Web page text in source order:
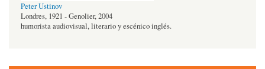
Peter Ustinov
Londres, 1921 - Genolier, 2004
humorista audiovisual, literario y escénico inglés.